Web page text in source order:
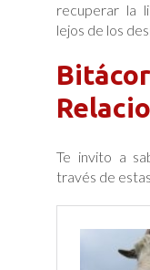
recuperar la
lejos de los
Te invito a
través de